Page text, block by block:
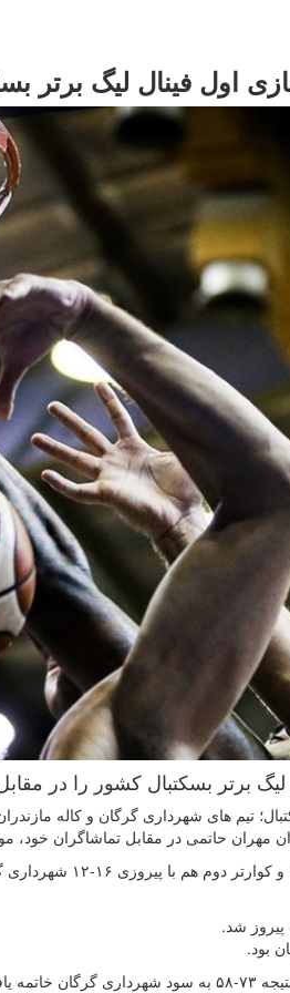
اول فینال لیگ برتر
برتر بسکتبال کشور را در
تیم های شهرداری گرگان و کاله مازندران
مهران حاتمی در مقابل تماشاگران خود،
یافت.